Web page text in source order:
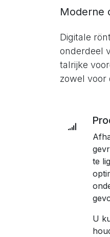
Moderne
Digitale
onderdeel
talrijke
zowel voor
te
U